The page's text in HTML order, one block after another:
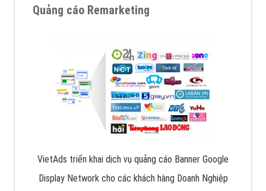
Quảng cáo Remarketing
VietAds triển khai dịch vụ quảng cáo Banner Google
Display Network cho các khách hàng Doanh Nghiệp